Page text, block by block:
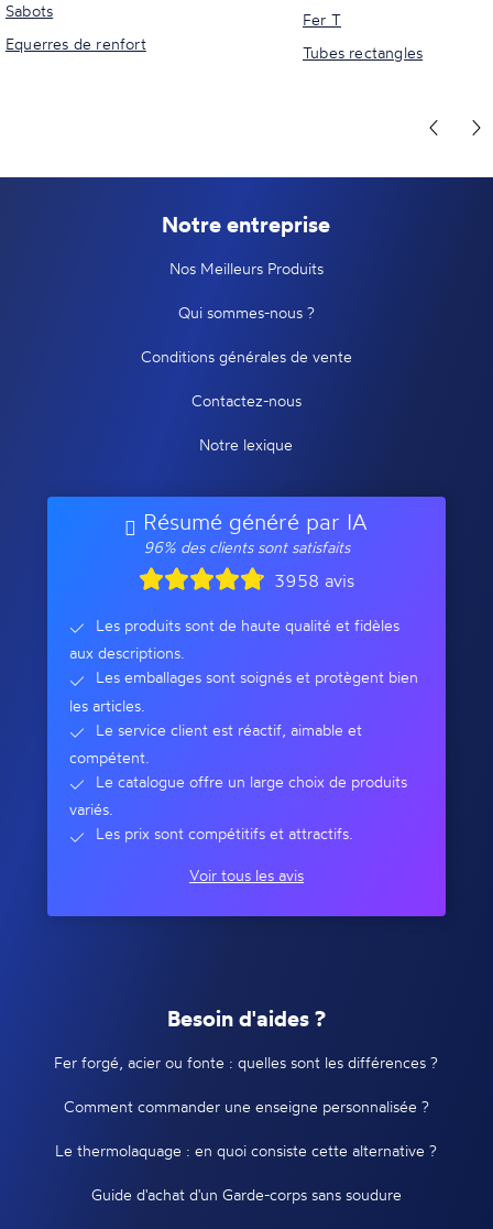
Sabots
Equerres de renfort
Fer T
Tubes rectangles
Notre entreprise
Nos Meilleurs Produits
Qui sommes-nous ?
Conditions générales de vente
Contactez-nous
Notre lexique
Résumé généré par IA
96% des clients sont satisfaits
3958 avis
Les produits sont de haute qualité et fidèles
aux descriptions.
Les emballages sont soignés et protègent bien
les articles.
Le service client est réactif, aimable et
compétent.
Le catalogue offre un large choix de produits
variés.
Les prix sont compétitifs et attractifs.
Voir tous les avis
Besoin d'aides ?
Fer forgé, acier ou fonte : quelles sont les différences ?
Comment commander une enseigne personnalisée ?
Le thermolaquage : en quoi consiste cette alternative ?
Guide d'achat d'un Garde-corps sans soudure